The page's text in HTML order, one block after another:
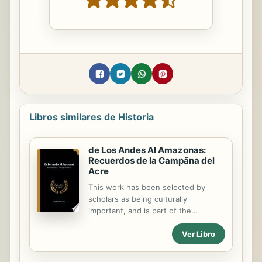
Libros similares de Historia
de Los Andes Al Amazonas:
Recuerdos de la Campãna del
Acre
This work has been selected by
scholars as being culturally
important, and is part of the
knowledge base of civilization as we
know it. This work was reproduced
from the original artifact, and
Ver Libro